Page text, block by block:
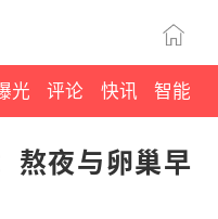
光 评论 快讯 智能
熬夜与卵巢早